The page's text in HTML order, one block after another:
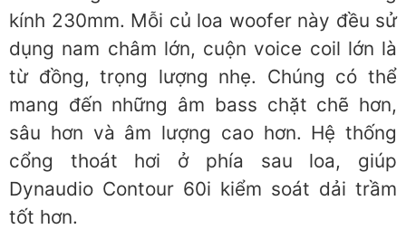
kính 230mm. Mỗi củ loa woofer này đều sử
dụng nam châm lớn, cuộn voice coil lớn là
từ đồng, trọng lượng nhẹ. Chúng có thể
mang đến những âm bass chặt chẽ hơn,
sâu hơn và âm lượng cao hơn. Hệ thống
cổng thoát hơi ở phía sau loa, giúp
Dynaudio Contour 60i kiểm soát dải trầm
tốt hơn.